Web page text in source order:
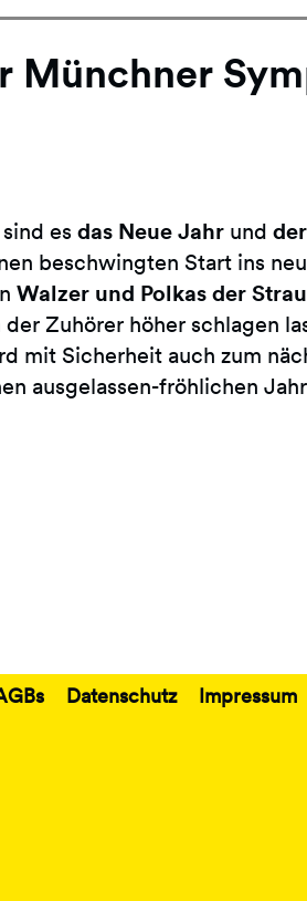
Münchner
es das Neue Jahr und
beschwingten Start ins
Walzer und Polkas der
Zuhörer höher schlagen
mit Sicherheit auch zum
ausgelassen-fröhlichen
Datenschutz Impressum